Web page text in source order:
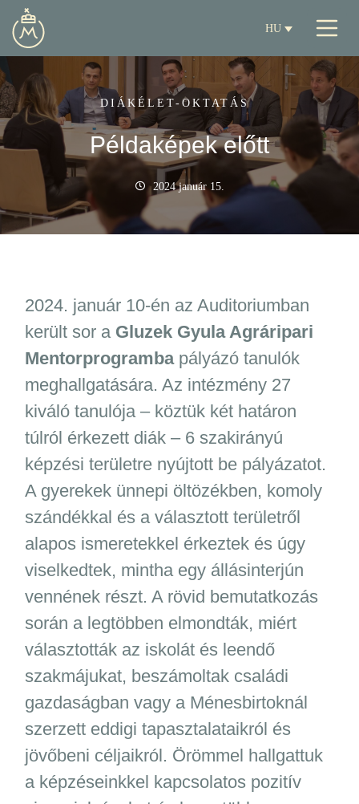
HU
DIÁKÉLET-OKTATÁS
Példaképek előtt
2024 január 15.
2024. január 10-én az Auditoriumban
került sor a Gluzek Gyula Agráripari
Mentorprogrambapályázó tanulók
meghallgatására. Az intézmény 27
kiváló tanulója – köztük két határon
túlról érkezett diák – 6 szakirányú
képzési területre nyújtott be pályázatot.
A gyerekek ünnepi öltözékben, komoly
szándékkal és a választott területről
alapos ismeretekkel érkeztek és úgy
viselkedtek, mintha egy állásinterjún
vennének részt. A rövid bemutatkozás
során a legtöbben elmondták, miért
választották az iskolát és leendő
szakmájukat, beszámoltak családi
gazdaságban vagy a Ménesbirtoknál
szerzett eddigi tapasztalataikról és
jövőbeni céljaikról. Örömmel hallgattuk
a képzéseinkkel kapcsolatos pozitív